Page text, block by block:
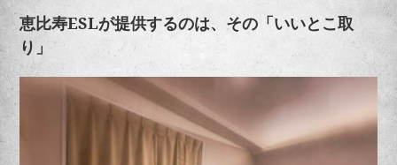
恵比寿ESLが提供するのは、その「いいとこ取
り」